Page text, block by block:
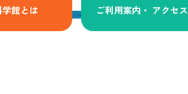
館とは ご利用案内・ アクセス